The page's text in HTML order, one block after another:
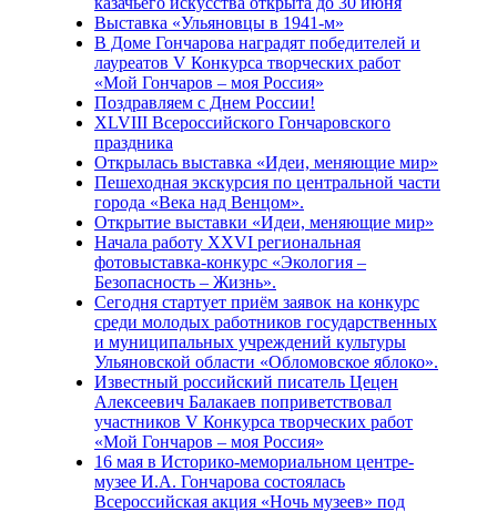
Выставка «Ульяновцы в 1941-м»
В Доме Гончарова наградят победителей и
лауреатов V Конкурса творческих работ
«Мой Гончаров – моя Россия»
Поздравляем с Днем России!
XLVIII Всероссийского Гончаровского
праздника
Открылась выставка «Идеи, меняющие мир»
Пешеходная экскурсия по центральной части
города «Века над Венцом».
Открытие выставки «Идеи, меняющие мир»
Начала работу XXVI региональная
фотовыставка-конкурс «Экология –
Безопасность – Жизнь».
Сегодня стартует приём заявок на конкурс
среди молодых работников государственных
и муниципальных учреждений культуры
Ульяновской области «Обломовское яблоко».
Известный российский писатель Цецен
Алексеевич Балакаев поприветствовал
участников V Конкурса творческих работ
«Мой Гончаров – моя Россия»
16 мая в Историко-мемориальном центре-
музее И.А. Гончарова состоялась
Всероссийская акция «Ночь музеев» под